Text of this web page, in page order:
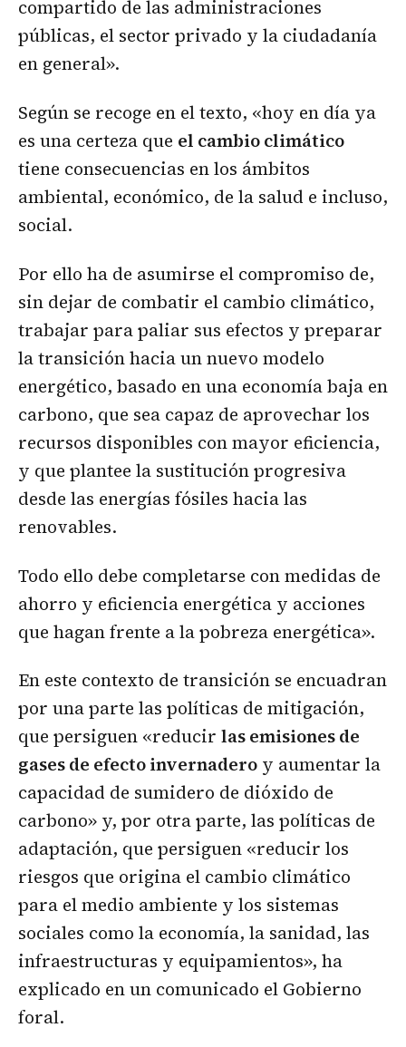
compartido de las administraciones
públicas, el sector privado y la ciudadanía
en general».
Según se recoge en el texto, «hoy en día ya
es una certeza que el cambio climático
tiene consecuencias en los ámbitos
ambiental, económico, de la salud e incluso,
social.
Por ello ha de asumirse el compromiso de,
sin dejar de combatir el cambio climático,
trabajar para paliar sus efectos y preparar
la transición hacia un nuevo modelo
energético, basado en una economía baja en
carbono, que sea capaz de aprovechar los
recursos disponibles con mayor eficiencia,
y que plantee la sustitución progresiva
desde las energías fósiles hacia las
renovables.
Todo ello debe completarse con medidas de
ahorro y eficiencia energética y acciones
que hagan frente a la pobreza energética».
En este contexto de transición se encuadran
por una parte las políticas de mitigación,
que persiguen «reducir las emisiones de
gases de efecto invernadero y aumentar la
capacidad de sumidero de dióxido de
carbono» y, por otra parte, las políticas de
adaptación, que persiguen «reducir los
riesgos que origina el cambio climático
para el medio ambiente y los sistemas
sociales como la economía, la sanidad, las
infraestructuras y equipamientos», ha
explicado en un comunicado el Gobierno
foral.